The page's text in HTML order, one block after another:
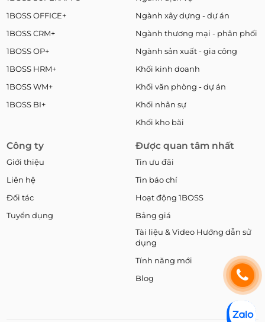
1BOSS OFFICE+
1BOSS CRM+
1BOSS OP+
1BOSS HRM+
1BOSS WM+
1BOSS BI+
Ngành xây dựng - dự án
Ngành thương mại - phân phối
Ngành sản xuất - gia công
Khối kinh doanh
Khối văn phòng - dự án
Khối nhân sự
Khối kho bãi
Công ty
Giới thiệu
Liên hệ
Đối tác
Tuyển dụng
Được quan tâm nhất
Tin ưu đãi
Tin báo chí
Hoạt động 1BOSS
Bảng giá
Tài liệu & Video Hướng dẫn sử
dụng
Tính năng mới
Blog